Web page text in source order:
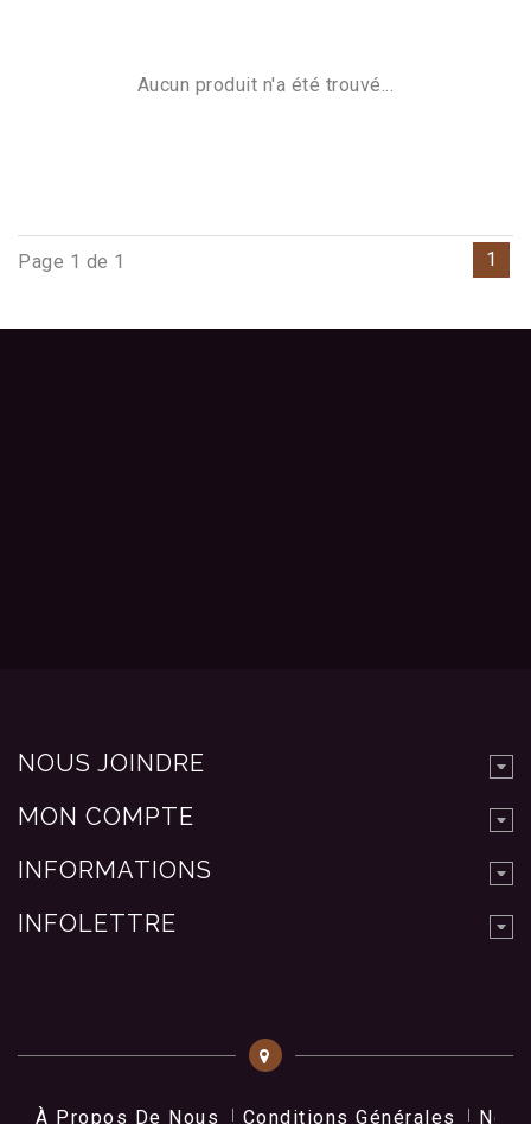
Aucun produit n'a été trouvé...
Page 1 de 1 1
NOUS JOINDRE
MON COMPTE
INFORMATIONS
INFOLETTRE
À Propos De Nous Conditions Générales Nos